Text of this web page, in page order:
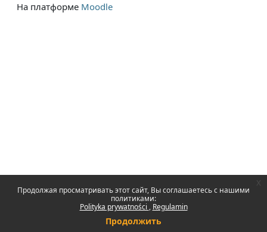
Продолжая просматривать этот сайт, Вы соглашаетесь с нашими
политиками:
Polityka prywatności
Regulamin
Продолжить
На платформе Moodle